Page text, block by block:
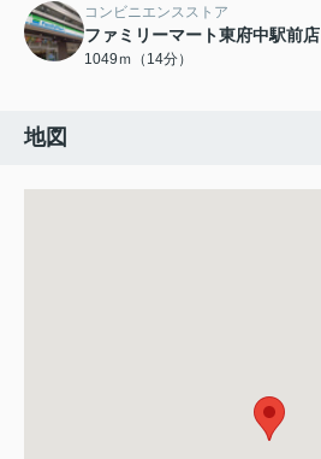
コンビニエンスストア
ファミリーマート東府中駅前店
1049ｍ（14分）
地図